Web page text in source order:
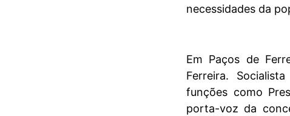
necessidades da
Em Paços de
Ferreira.
funções como
porta-voz da